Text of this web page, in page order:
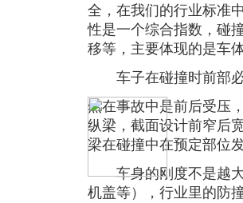
全，在我们的行业标准
性是一个综合指数，碰
移等，主要体现的是车
车子在碰撞时前部必
然在事故中是前后受压
纵梁，截面设计前窄后
梁在碰撞中在预定部位
车身的刚度不是越大
机盖等），行业里的防